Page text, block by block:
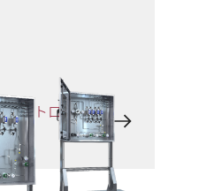
コントロール・